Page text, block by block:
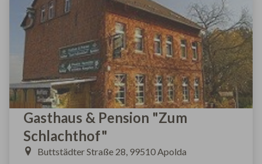
Gasthaus & Pension "Zum
Schlachthof"
Buttstädter Straße 28, 99510 Apolda